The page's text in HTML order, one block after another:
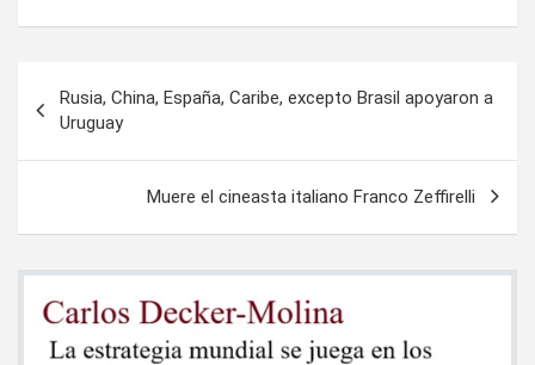
de
entradas
Rusia, China, España, Caribe, excepto Brasil apoyaron a
Uruguay
Muere el cineasta italiano Franco Zeffirelli